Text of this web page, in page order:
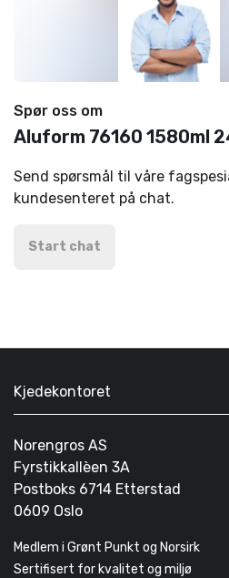
Spør oss om
Aluform 76160 1580ml
Send spørsmål til våre
kundesenteret på chat.
Start chat
Kjedekontoret
Norengros AS
Fyrstikkallèen 3A
Postboks 6714 Etterstad
0609 Oslo
Medlem i Grønt Punkt og Norsirk
Sertifisert for kvalitet og miljø